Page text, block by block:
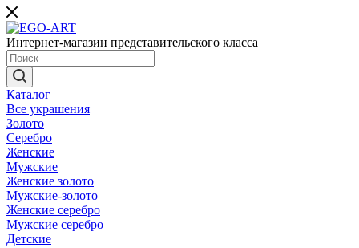
Интернет-магазин представительского класса
Каталог
Все украшения
Золото
Серебро
Женские
Мужские
Женские золото
Мужские-золото
Женские серебро
Мужские серебро
Детские